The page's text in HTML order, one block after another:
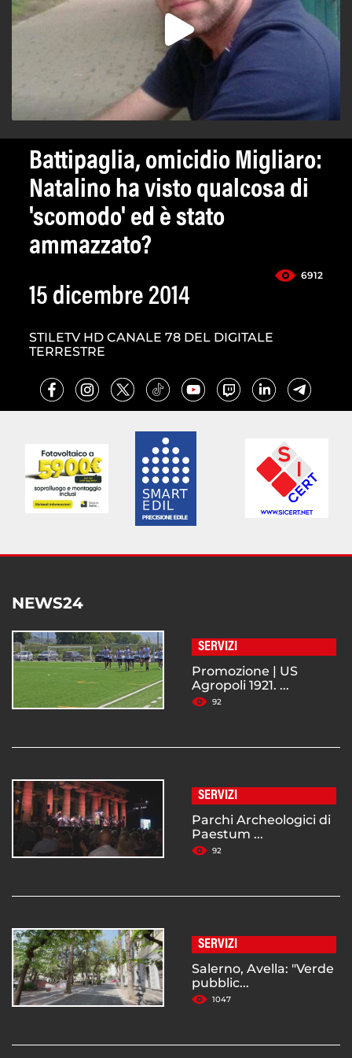
Battipaglia, omicidio Migliaro:
Natalino ha visto qualcosa di
'scomodo' ed è stato
ammazzato?
6912
15 dicembre 2014
STILETV HD CANALE 78 DEL DIGITALE
TERRESTRE
NEWS24
SERVIZI
Promozione | US
Agropoli 1921. ...
92
SERVIZI
Parchi Archeologici di
Paestum ...
92
SERVIZI
Salerno, Avella: "Verde
pubblic...
1047